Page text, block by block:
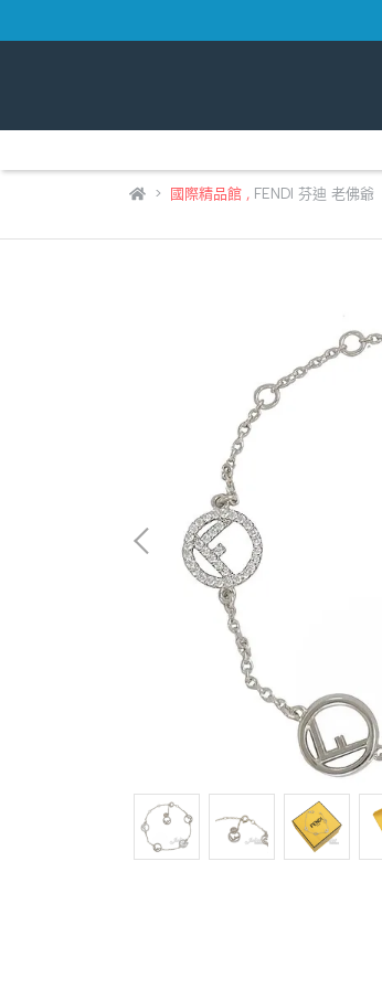
國際精品館, FENDI 芬迪 老佛爺